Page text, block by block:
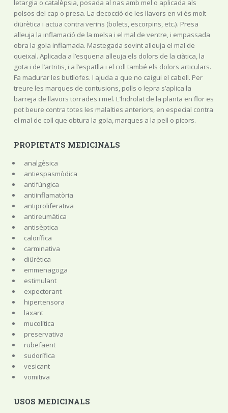
letargia o catalèpsia, posada al nas amb mel o aplicada als
polsos del cap o presa. La decocció de les llavors en vi és molt
diürètica i actua contra verins (bolets, escorpins, etc.). Presa
alleuja la inflamació de la melsa i el mal de ventre, i empassada
obra la gola inflamada. Mastegada sovint alleuja el mal de
queixal. Aplicada a l’esquena alleuja els dolors de la ciàtica, la
gota i de l’artritis, i a l’espatlla i el coll també els dolors articulars.
Fa madurar les butllofes. I ajuda a que no caigui el cabell. Per
treure les marques de contusions, polls o lepra s’aplica la
barreja de llavors torrades i mel. L’hidrolat de la planta en flor es
pot beure contra totes les malalties anteriors, en especial contra
el mal de coll que obtura la gola, marques a la pell o picors.
PROPIETATS MEDICINALS
analgèsica
antiespasmòdica
antifúngica
antiinflamatòria
antiproliferativa
antireumàtica
antisèptica
calorífica
carminativa
diürètica
emmenagoga
estimulant
expectorant
hipertensora
laxant
mucolítica
preservativa
rubefaent
sudorífica
vesicant
vomitiva
USOS MEDICINALS